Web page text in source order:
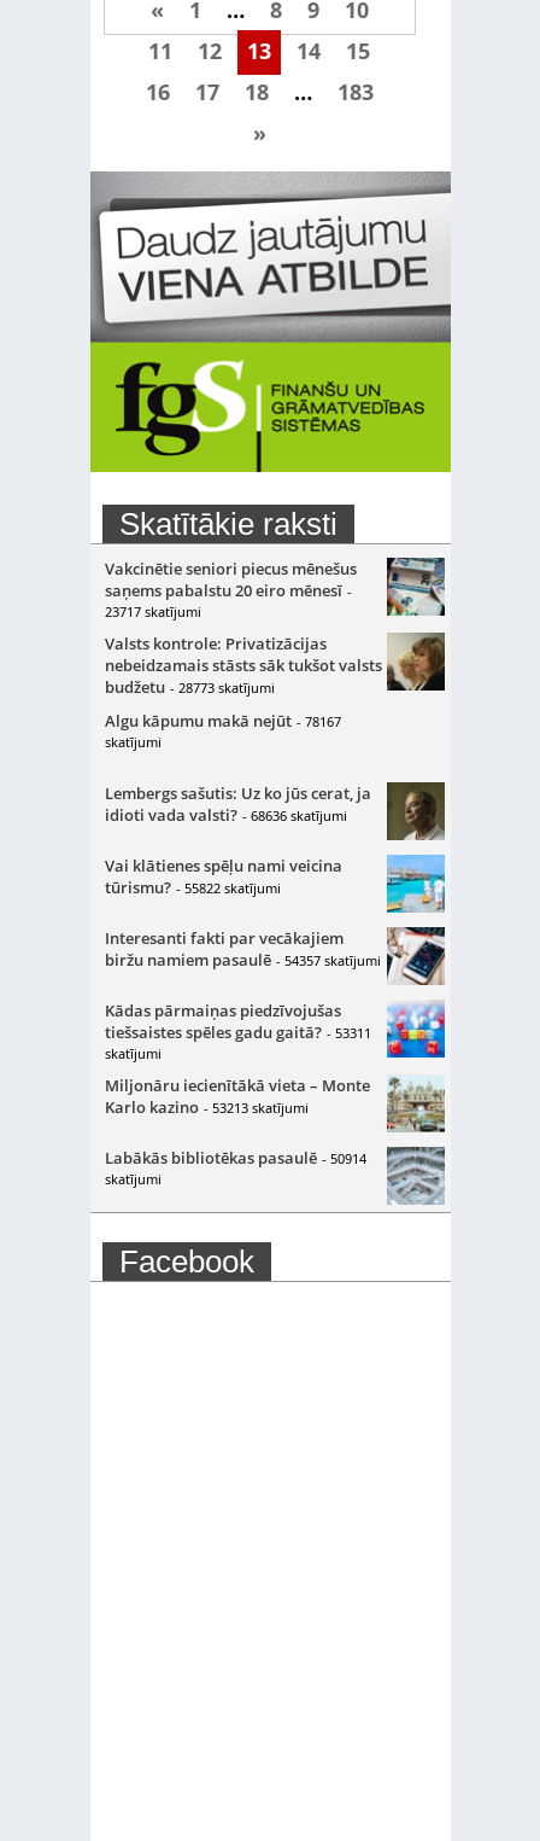
« 1 … 8 9
10
11
12 13 14
15
16
17 18 …
183
»
Skatītākie raksti
Vakcinētie seniori piecus mēnešus
saņems pabalstu 20 eiro mēnesī -
23717 skatījumi
Valsts kontrole: Privatizācijas
nebeidzamais stāsts sāk tukšot valsts
budžetu - 28773 skatījumi
Algu kāpumu makā nejūt - 78167
skatījumi
Lembergs sašutis: Uz ko jūs cerat, ja
idioti vada valsti? - 68636 skatījumi
Vai klātienes spēļu nami veicina
tūrismu? - 55822 skatījumi
Interesanti fakti par vecākajiem
biržu namiem pasaulē - 54357 skatījumi
Kādas pārmaiņas piedzīvojušas
tiešsaistes spēles gadu gaitā? - 53311
skatījumi
Miljonāru iecienītākā vieta – Monte
Karlo kazino - 53213 skatījumi
Labākās bibliotēkas pasaulē - 50914
skatījumi
Facebook